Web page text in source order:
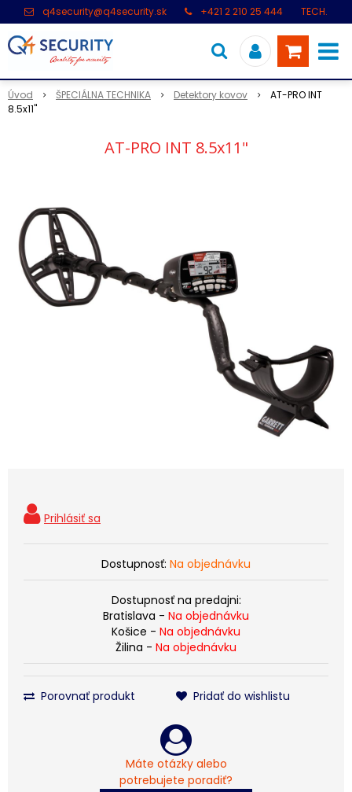
q4security@q4security.sk +421 2 210 25 444
TECH.
Úvod ŠPECIÁLNA TECHNIKA Detektory kovov
AT-PRO INT
8.5x11"
AT-PRO INT 8.5x11"
Dostupnosť: Na objednávku
Dostupnosť na predajni:
Bratislava - Na objednávku
Košice - Na objednávku
Žilina - Na objednávku
Porovnať produkt Pridať do wishlistu
Máte otázky alebo
potrebujete poradiť?